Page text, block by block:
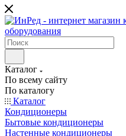
Каталог
По всему сайту
По каталогу
Каталог
Кондиционеры
Бытовые кондиционеры
Настенные кондиционеры